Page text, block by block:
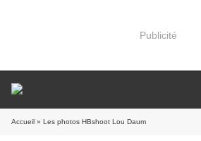
Publicité
Accueil » Les photos HBshoot Lou Daum